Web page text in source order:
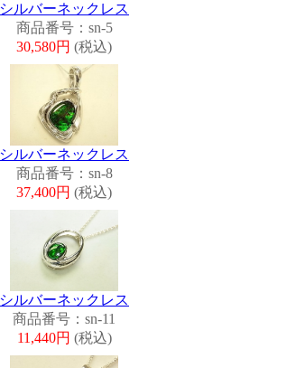
シルバーネックレス
商品番号：sn-5
30,580円 (税込)
シルバーネックレス
商品番号：sn-8
37,400円 (税込)
シルバーネックレス
商品番号：sn-11
11,440円 (税込)